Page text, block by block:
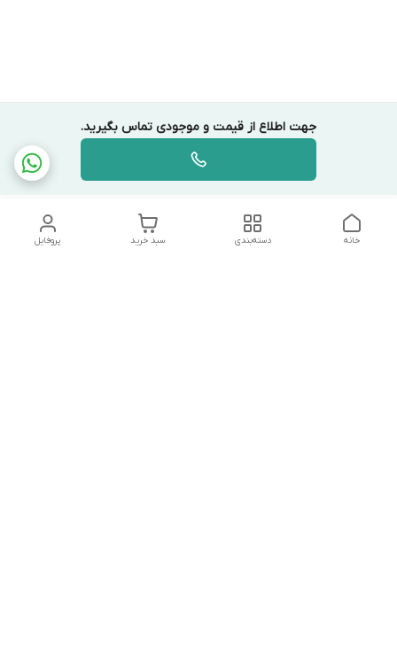
جهت اطلاع از قیمت و موجودی تماس بگیرید.
پروفایل سبد خرید دسته‌بندی خانه